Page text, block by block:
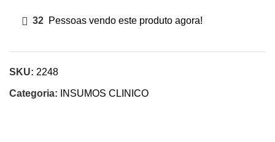
32 Pessoas vendo este produto agora!
SKU: 2248
Categoria: INSUMOS CLINICO